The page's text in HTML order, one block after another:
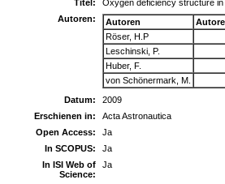
Titel:
Oxygen deficiency structure
Autoren:
Autoren
Röser, H.P
Leschinski, P.
Huber, F.
von Schönermark, M.
Datum:
2009
Erschienen in:
Acta Astronautica
Open Access:
Ja
In SCOPUS:
Ja
In ISI Web of
Science:
Ja